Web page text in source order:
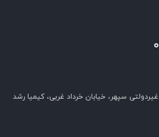
سپهر، خیابان خرداد غربی، کیمیا رشد